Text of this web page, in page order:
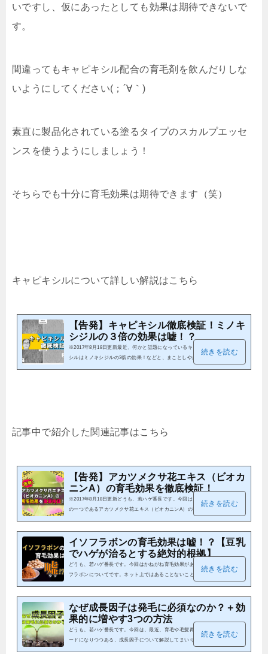
いですし、仮にあったとしても効果は期待できないで
す。
間違ってもキャピキシル配合の育毛剤を飲んだりしな
いようにしてください(；´∀｀)
素直に製品化されている塗るタイプのスカルプエッセ
ンスを使うようにしましょう！
そちらでも十分に育毛効果は期待できます（笑）
キャピキシルについて詳しい解説はこちら
【告発】キャピキシル徹底検証！ミノキ
シジルの３倍の効果は嘘！？
※2017年8月18日更新最近、何かと話題になっているキャピキシル。キャピキ
シルはミノキシジルの3倍の効果！などと、まことしやかにささやかれていま
続きを読む
記事中で紹介した関連記事はこちら
【告発】アカツメクサ花エキス（ビオカ
ニンA）の育毛効果を徹底検証！
※2017年8月18日更新どうも、若ハゲ番長です。今回はキャピキシルの主成分
の一つであるアカツメクサ花エキス（ビオカニンA）の育毛効果について検証
西洋ではレッドクローバーと呼ばれ、ハーブとして古来から使われてきまし
た。明治時代に牧草として西洋から持ち込まれ、全国に広まった外来種で
す。 ちなみに、僕の実家は超田舎なので、道端にアカツメクサが普通に生え
続きを読む
イソフラボンの育毛効果は嘘！？【豆乳
でハゲが治るとする絶対的根拠】
どうも、若ハゲ番長です。今回はかねがね育毛効果があると言われているイソ
フラボンについてです。ネット上ではあることないこと騒がれているので、こ
プサイシン×イソフラボンで発毛の真相などなど、しっかり解説してまいりま
すので、ぜひ参考にしてみてください( ´∀｀)bｸﾞｯ! イソフラボンにはDHT抑制
効果あり！？まずイソフラボンのDHT抑制効果について見ていきましょう。D
続きを読む
なぜ成長因子は発毛に必須なのか？＋効
果的に増やす3つの方法
どうも、若ハゲ番長です。今回は、最近、育毛や毛髪再生医療の分野でキーワ
ードになりつつある、成長因子について解説してまいります。成長因子は、効
続きを読む